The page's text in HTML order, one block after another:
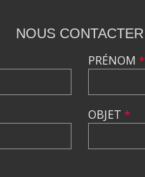
NOUS CONTACTER
PRÉNOM *
OBJET *